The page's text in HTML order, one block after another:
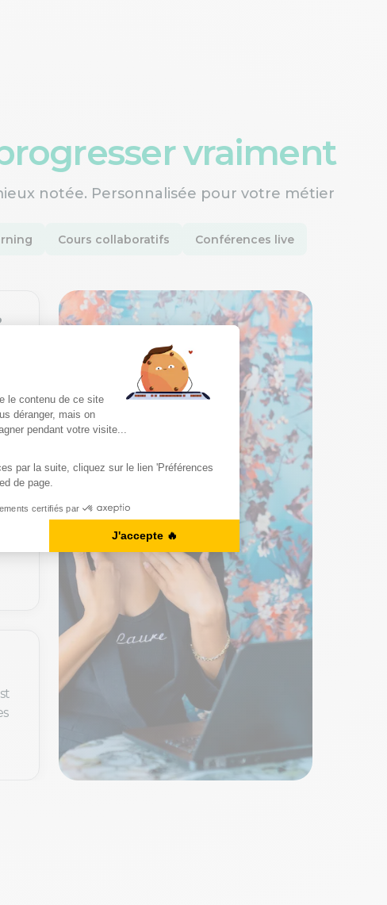
vraiment
notée. Personnalisée pour votre métier
Cours collaboratifs Conférences live